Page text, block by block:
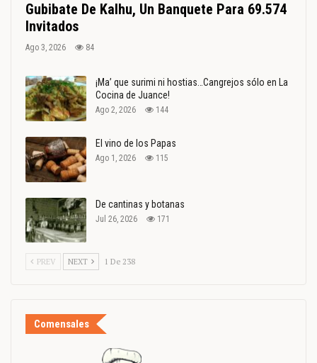
Gubibate De Kalhu, Un Banquete Para 69.574
Invitados
Ago 3, 2026 84
¡Ma’ que surimi ni hostias…Cangrejos sólo en La
Cocina de Juance!
Ago 2, 2026 144
El vino de los Papas
Ago 1, 2026 115
De cantinas y botanas
Jul 26, 2026 171
PREV NEXT 1 De 238
Comensales